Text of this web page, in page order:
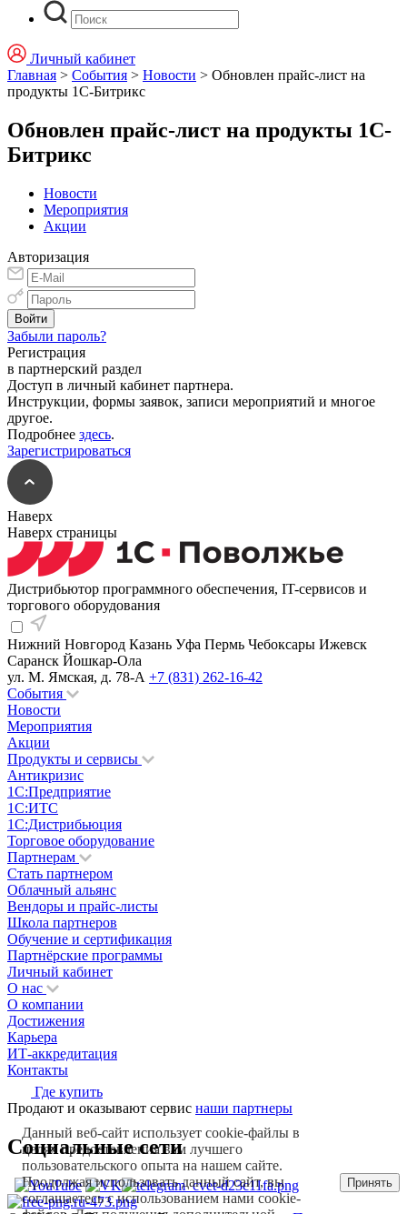
Личный кабинет
Главная > События > Новости > Обновлен прайс-лист на
продукты 1С-Битрикс
Обновлен прайс-лист на продукты 1С-
Битрикс
Новости
Мероприятия
Акции
Авторизация
Забыли пароль?
Регистрация
в партнерский раздел
Доступ в личный кабинет партнера.
Инструкции, формы заявок, записи мероприятий и многое
другое.
Подробнее здесь.
Зарегистрироваться
Наверх
Наверх страницы
Дистрибьютор программного обеспечения, IT-сервисов и
торгового оборудования
Нижний Новгород Казань Уфа Пермь Чебоксары Ижевск
Саранск Йошкар-Ола
ул. М. Ямская, д. 78-А +7 (831) 262-16-42
События
Новости
Мероприятия
Акции
Продукты и сервисы
Антикризис
1С:Предприятие
1С:ИТС
1С:Дистрибьюция
Торговое оборудование
Партнерам
Стать партнером
Облачный альянс
Вендоры и прайс-листы
Школа партнеров
Обучение и сертификация
Партнёрские программы
Личный кабинет
О нас
О компании
Достижения
Карьера
ИТ-аккредитация
Контакты
Где купить
Продают и оказывают сервис наши партнеры
Социальные сети
Данный веб-сайт использует cookie-файлы в
целях предоставления вам лучшего
пользовательского опыта на нашем сайте.
Продолжая использовать данный сайт, вы
соглашаетесь с использованием нами cookie-
Принять